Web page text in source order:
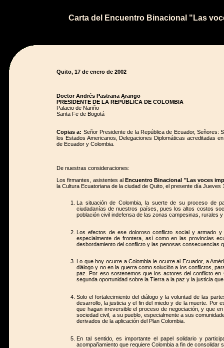
Carta del Encuentro Binacional "Las
Quito, 17 de enero de 2002
Doctor Andrés Pastrana Arango
PRESIDENTE DE LA REPÚBLICA DE COLOMBIA
Palacio de Nariño
Santa Fe de Bogotá
Copias a: Señor Presidente de la República de Ecuador,
los Estados Americanos, Delegaciones Diplomáticas acreditadas
de Ecuador y Colombia.
De nuestras consideraciones:
Los firmantes, asistentes alEncuentro Binacional "Las voces
la Cultura Ecuatoriana de la ciudad de Quito, el presente día
La situación de Colombia, la suerte de su proceso de
ciudadanías de nuestros países, pues los altos costos
población civil indefensa de las zonas campesinas, rurales
Los efectos de ese doloroso conflicto social y armado y
especialmente de frontera, así como en las provincias
desbordamiento del conflicto y las penosas consecuencias
Lo que hoy ocurre a Colombia le ocurre al Ecuador, a
diálogo y no en la guerra como solución a los conflictos,
paz. Por eso sostenemos que los actores del conflicto
segunda oportunidad sobre la Tierra a la paz y la justicia
Solo el fortalecimiento del diálogo y la voluntad de las
desarrollo, la justicia y el fin del miedo y de la muerte. Por
que hagan irreversible el proceso de negociación, y que
sociedad civil, a su pueblo, especialmente a sus
derivados de la aplicación del Plan Colombia.
En tal sentido, es importante el papel solidario y
acompañamiento que requiere Colombia a fin de